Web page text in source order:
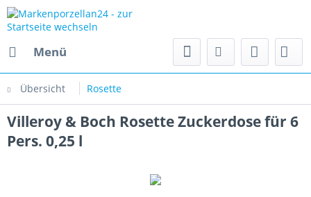
Menü
Übersicht Rosette
Villeroy & Boch Rosette Zuckerdose für 6
Pers. 0,25 l